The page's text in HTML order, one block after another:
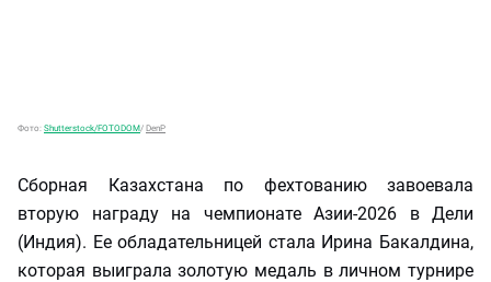
Фото: Shutterstock/FOTODOM/ DenP
Сборная Казахстана по фехтованию завоевала
вторую награду на чемпионате Азии-2026 в Дели
(Индия). Ее обладательницей стала Ирина Бакалдина,
которая выиграла золотую медаль в личном турнире